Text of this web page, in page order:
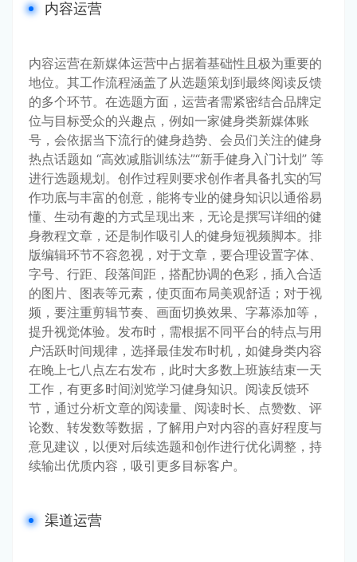
内容运营
内容运营在新媒体运营中占据着基础性且极为重要的
地位。其工作流程涵盖了从选题策划到最终阅读反馈
的多个环节。在选题方面，运营者需紧密结合品牌定
位与目标受众的兴趣点，例如一家健身类新媒体账
号，会依据当下流行的健身趋势、会员们关注的健身
热点话题如 “高效减脂训练法”“新手健身入门计划” 等
进行选题规划。创作过程则要求创作者具备扎实的写
作功底与丰富的创意，能将专业的健身知识以通俗易
懂、生动有趣的方式呈现出来，无论是撰写详细的健
身教程文章，还是制作吸引人的健身短视频脚本。排
版编辑环节不容忽视，对于文章，要合理设置字体、
字号、行距、段落间距，搭配协调的色彩，插入合适
的图片、图表等元素，使页面布局美观舒适；对于视
频，要注重剪辑节奏、画面切换效果、字幕添加等，
提升视觉体验。发布时，需根据不同平台的特点与用
户活跃时间规律，选择最佳发布时机，如健身类内容
在晚上七八点左右发布，此时大多数上班族结束一天
工作，有更多时间浏览学习健身知识。阅读反馈环
节，通过分析文章的阅读量、阅读时长、点赞数、评
论数、转发数等数据，了解用户对内容的喜好程度与
意见建议，以便对后续选题和创作进行优化调整，持
续输出优质内容，吸引更多目标客户。
渠道运营